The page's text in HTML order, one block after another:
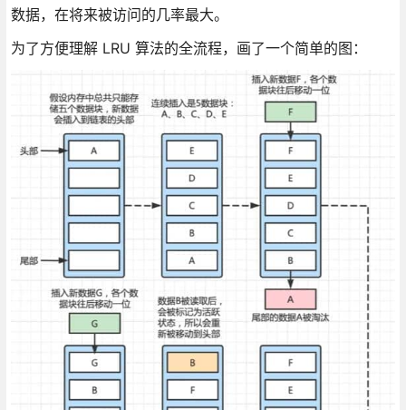
数据，在将来被访问的几率最大。
为了方便理解 LRU 算法的全流程，画了一个简单的图：